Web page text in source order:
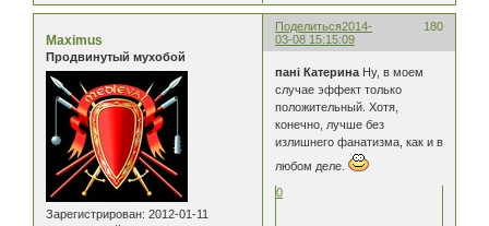
Поделиться 180
2014-
03-08 15:15:09
Maximus
Продвинутый мухобой
Зарегистрирован: 2012-01-11
пані Катерина Ну, в моем
случае эффект только
положительный. Хотя,
конечно, лучше без
излишнего фанатизма, как и в
любом деле.
0